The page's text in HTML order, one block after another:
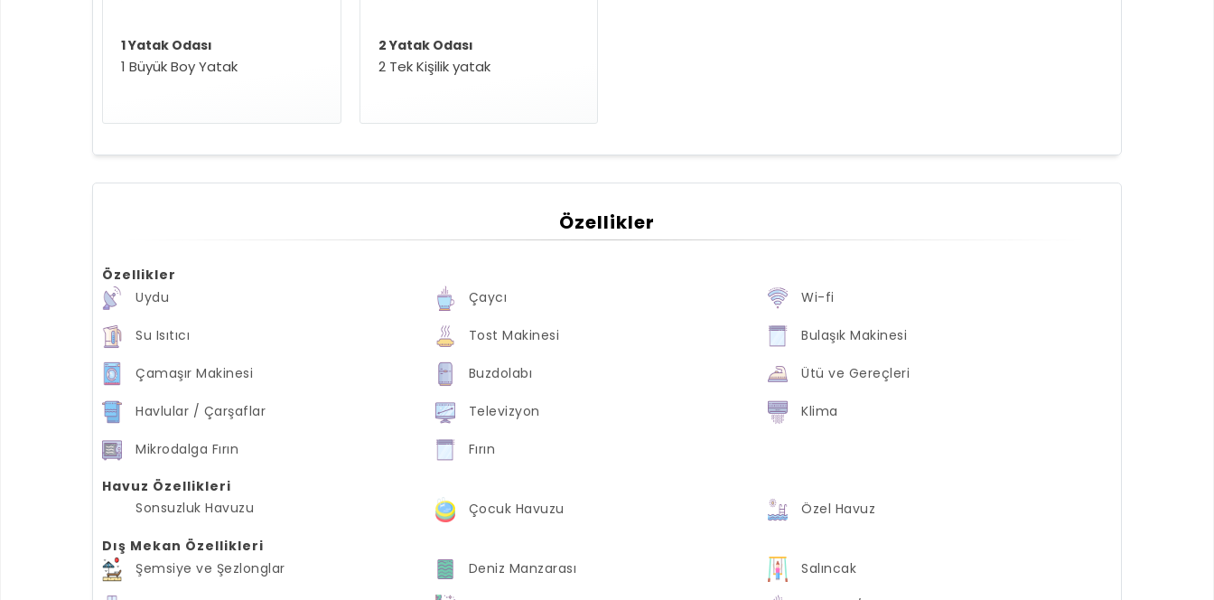
1 Yatak Odası
1 Büyük Boy Yatak
2 Yatak Odası
2 Tek Kişilik yatak
Özellikler
Özellikler
Uydu
Çaycı Wi-fi
Su Isıtıcı Tost Makinesi Bulaşık Makinesi
Çamaşır Makinesi Buzdolabı Ütü ve Gereçleri
Havlular / Çarşaflar Televizyon Klima
Mikrodalga Fırın Fırın
Havuz Özellikleri
Sonsuzluk Havuzu
Çocuk Havuzu Özel Havuz
Dış Mekan Özellikleri
Şemsiye ve Şezlonglar
Deniz Manzarası Salıncak